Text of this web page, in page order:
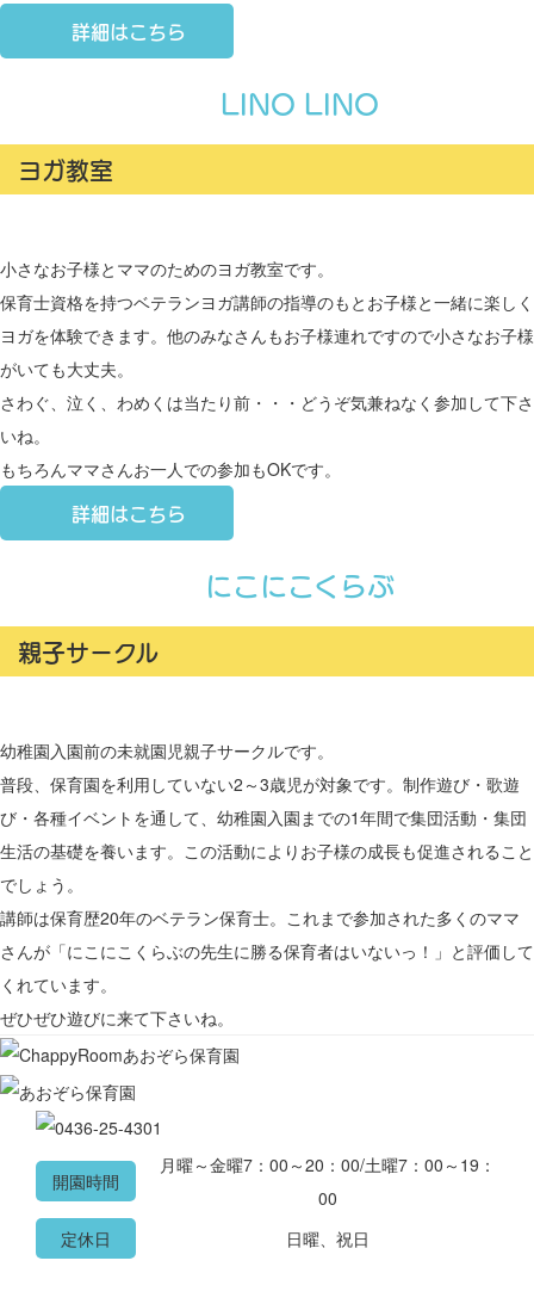
詳細はこちら
LINO LINO
ヨガ教室
小さなお子様とママのためのヨガ教室です。
保育士資格を持つベテランヨガ講師の指導のもとお子様と一緒に楽しく
ヨガを体験できます。他のみなさんもお子様連れですので小さなお子様
がいても大丈夫。
さわぐ、泣く、わめくは当たり前・・・どうぞ気兼ねなく参加して下さ
いね。
もちろんママさんお一人での参加もOKです。
詳細はこちら
にこにこくらぶ
親子サークル
幼稚園入園前の未就園児親子サークルです。
普段、保育園を利用していない2～3歳児が対象です。制作遊び・歌遊
び・各種イベントを通して、幼稚園入園までの1年間で集団活動・集団
生活の基礎を養います。この活動によりお子様の成長も促進されること
でしょう。
講師は保育歴20年のベテラン保育士。これまで参加された多くのママ
さんが「にこにこくらぶの先生に勝る保育者はいないっ！」と評価して
くれています。
ぜひぜひ遊びに来て下さいね。
開園時間
月曜～金曜7：00～20：00/土曜7：00～19：
00
定休日
日曜、祝日